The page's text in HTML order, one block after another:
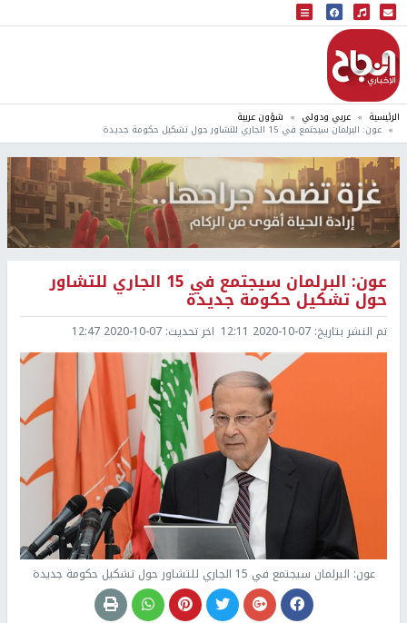
البث المباشر
إذاعة النجاح
الرئيسية عربي ودولي شؤون عربية
عون: البرلمان سيجتمع في 15 الجاري للتشاور حول تشكيل حكومة جديدة
عون: البرلمان سيجتمع في 15 الجاري للتشاور
حول تشكيل حكومة جديدة
تم النشر بتاريخ: 2020-10-07 12:11 اخر تحديث: 2020-10-07 12:47
عون: البرلمان سيجتمع في 15 الجاري للتشاور حول تشكيل حكومة جديدة